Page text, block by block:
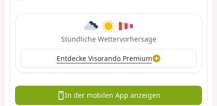
Stündliche Wettervorhersage
Entdecke Visorando Premium
In der mobilen App anzeigen